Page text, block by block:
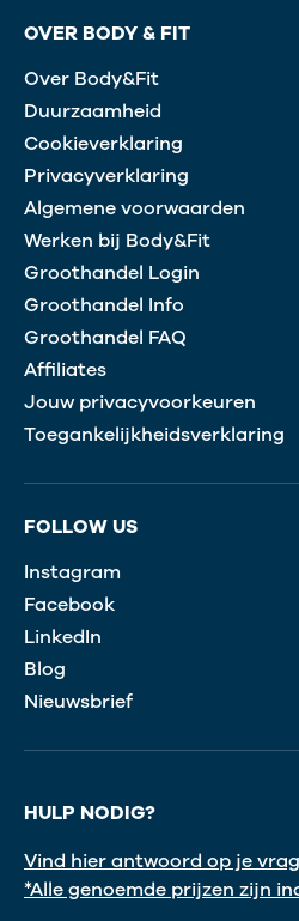
OVER BODY & FIT
Over Body&Fit
Duurzaamheid
Cookieverklaring
Privacyverklaring
Algemene voorwaarden
Werken bij Body&Fit
Groothandel Login
Groothandel Info
Groothandel FAQ
Affiliates
Jouw privacyvoorkeuren
Toegankelijkheidsverklaring
FOLLOW US
Instagram
Facebook
LinkedIn
Blog
Nieuwsbrief
HULP NODIG?
Vind hier antwoord op je
*Alle genoemde prijzen zijn